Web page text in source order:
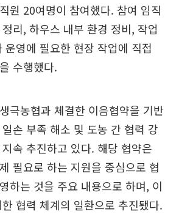
원 20여명이 참여했다. 참여 임직
리, 하우스 내부 환경 정비, 작업
운영에 필요한 현장 작업에 직접
수행했다.
극농협과 체결한 이음협약을 기반
손 부족 해소 및 도농 간 협력 강
속 추진하고 있다. 해당 협약은
필요로 하는 지원을 중심으로 협
하는 것을 주요 내용으로 하며, 이
협력 체계의 일환으로 추진됐다.